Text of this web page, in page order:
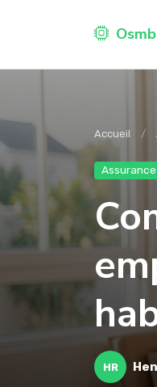
Osmb
Accueil
Assurance
HR